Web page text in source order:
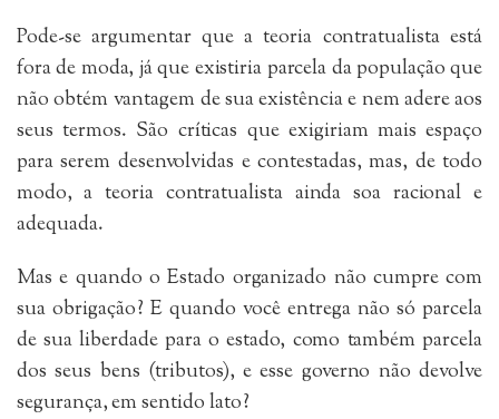
Pode-se argumentar que a teoria contratualista está
fora de moda, já que existiria parcela da população que
não obtém vantagem de sua existência e nem adere aos
seus termos. São críticas que exigiriam mais espaço
para serem desenvolvidas e contestadas, mas, de todo
modo, a teoria contratualista ainda soa racional e
adequada.
Mas e quando o Estado organizado não cumpre com
sua obrigação? E quando você entrega não só parcela
de sua liberdade para o estado, como também parcela
dos seus bens (tributos), e esse governo não devolve
segurança, em sentido lato?